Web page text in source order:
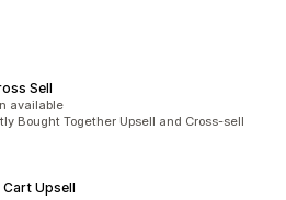
Sell
available
Bought Together Upsell and Cross-sell
Upsell